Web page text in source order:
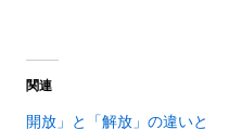
関連
開放」と「解放」の違いと